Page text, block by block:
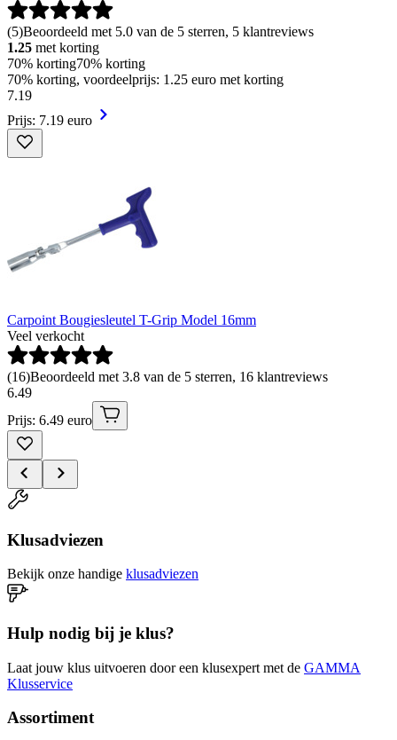
(5)Beoordeeld met 5.0 van de 5 sterren, 5 klantreviews
1.25 met korting
70% korting70% korting
70% korting, voordeelprijs: 1.25 euro met korting
7.19
Prijs: 7.19 euro
Carpoint Bougiesleutel T-Grip Model 16mm
Veel verkocht
(16)Beoordeeld met 3.8 van de 5 sterren, 16 klantreviews
6.49
Prijs: 6.49 euro
Klusadviezen
Bekijk onze handige klusadviezen
Hulp nodig bij je klus?
Laat jouw klus uitvoeren door een klusexpert met de GAMMA
Klusservice
Assortiment